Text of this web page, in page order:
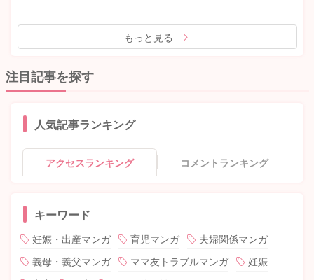
もっと見る
注目記事を探す
人気記事ランキング
アクセスランキング コメントランキング
キーワード
妊娠・出産マンガ 育児マンガ
夫婦関係マンガ
義母・義父マンガ
ママ友トラブルマンガ
妊娠